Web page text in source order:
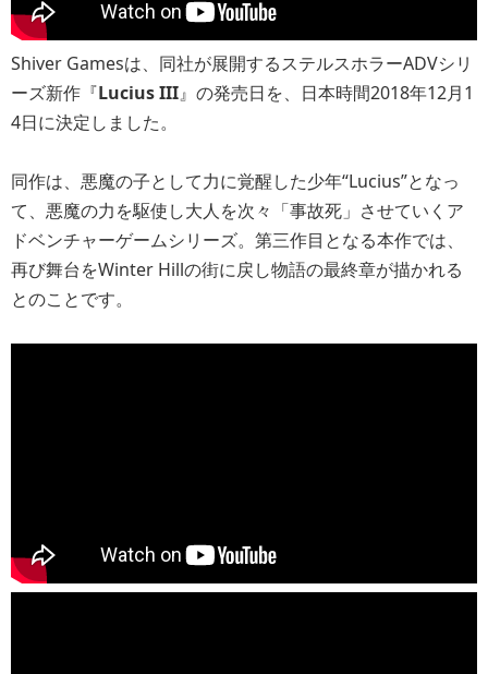
Shiver Gamesは、同社が展開するステルスホラーADVシリ
ーズ新作『Lucius III』の発売日を、日本時間2018年12月1
4日に決定しました。
同作は、悪魔の子として力に覚醒した少年“Lucius”となっ
て、悪魔の力を駆使し大人を次々「事故死」させていくア
ドベンチャーゲームシリーズ。第三作目となる本作では、
再び舞台をWinter Hillの街に戻し物語の最終章が描かれる
とのことです。